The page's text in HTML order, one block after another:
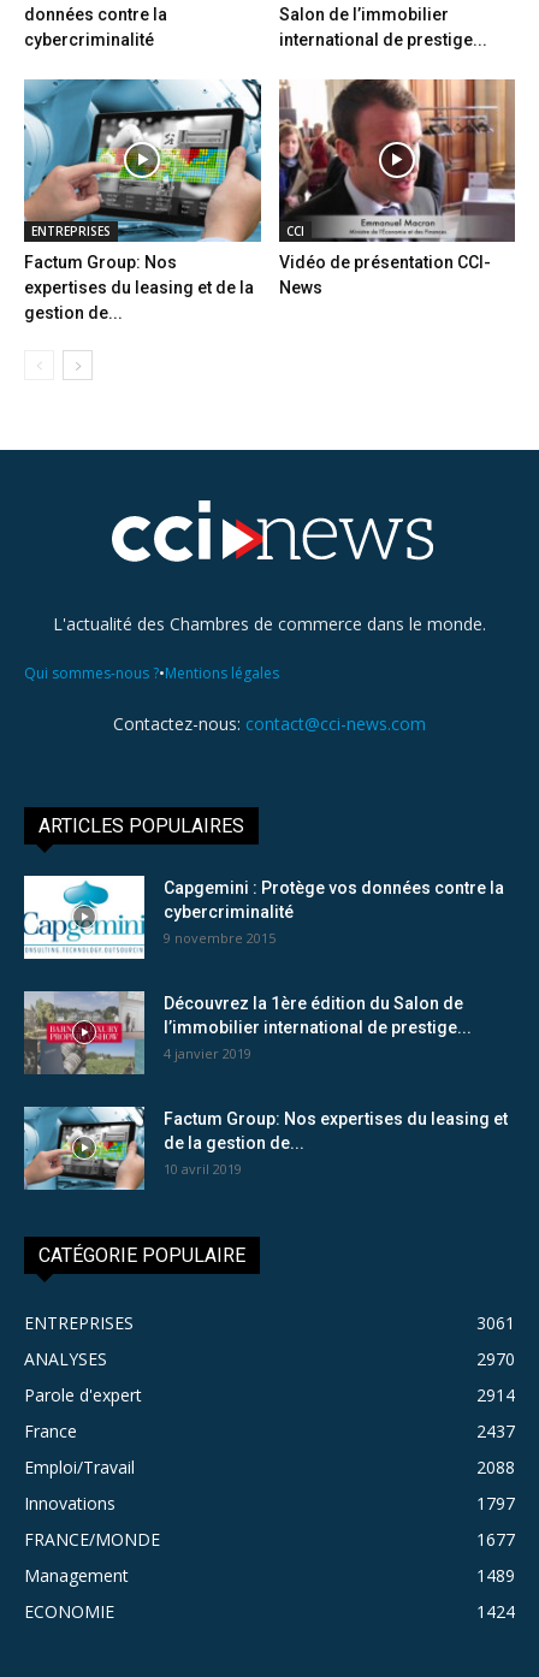
données contre la
cybercriminalité
Salon de l’immobilier
international de prestige...
ENTREPRISES
Factum Group: Nos
expertises du leasing et de la
gestion de...
CCI
Vidéo de présentation CCI-
News
L'actualité des Chambres de commerce dans le monde.
Qui sommes-nous ?•Mentions légales
Contactez-nous: contact@cci-news.com
ARTICLES POPULAIRES
Capgemini : Protège vos données contre la
cybercriminalité
9 novembre 2015
Découvrez la 1ère édition du Salon de
l’immobilier international de prestige...
4 janvier 2019
Factum Group: Nos expertises du leasing et
de la gestion de...
10 avril 2019
CATÉGORIE POPULAIRE
ENTREPRISES
3061
ANALYSES
2970
Parole d'expert
2914
France
2437
Emploi/Travail
2088
Innovations
1797
FRANCE/MONDE
1677
Management
1489
ECONOMIE
1424